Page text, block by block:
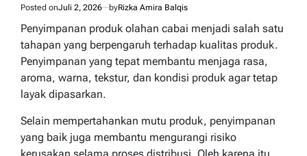
Posted onJuli 2, 2026 byRizka Amira Balqis
Penyimpanan produk olahan cabai menjadi salah satu
tahapan yang berpengaruh terhadap kualitas produk.
Penyimpanan yang tepat membantu menjaga rasa,
aroma, warna, tekstur, dan kondisi produk agar tetap
layak dipasarkan.
Selain mempertahankan mutu produk, penyimpanan
yang baik juga membantu mengurangi risiko